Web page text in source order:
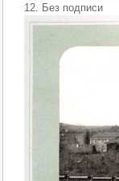
12. Без подписи